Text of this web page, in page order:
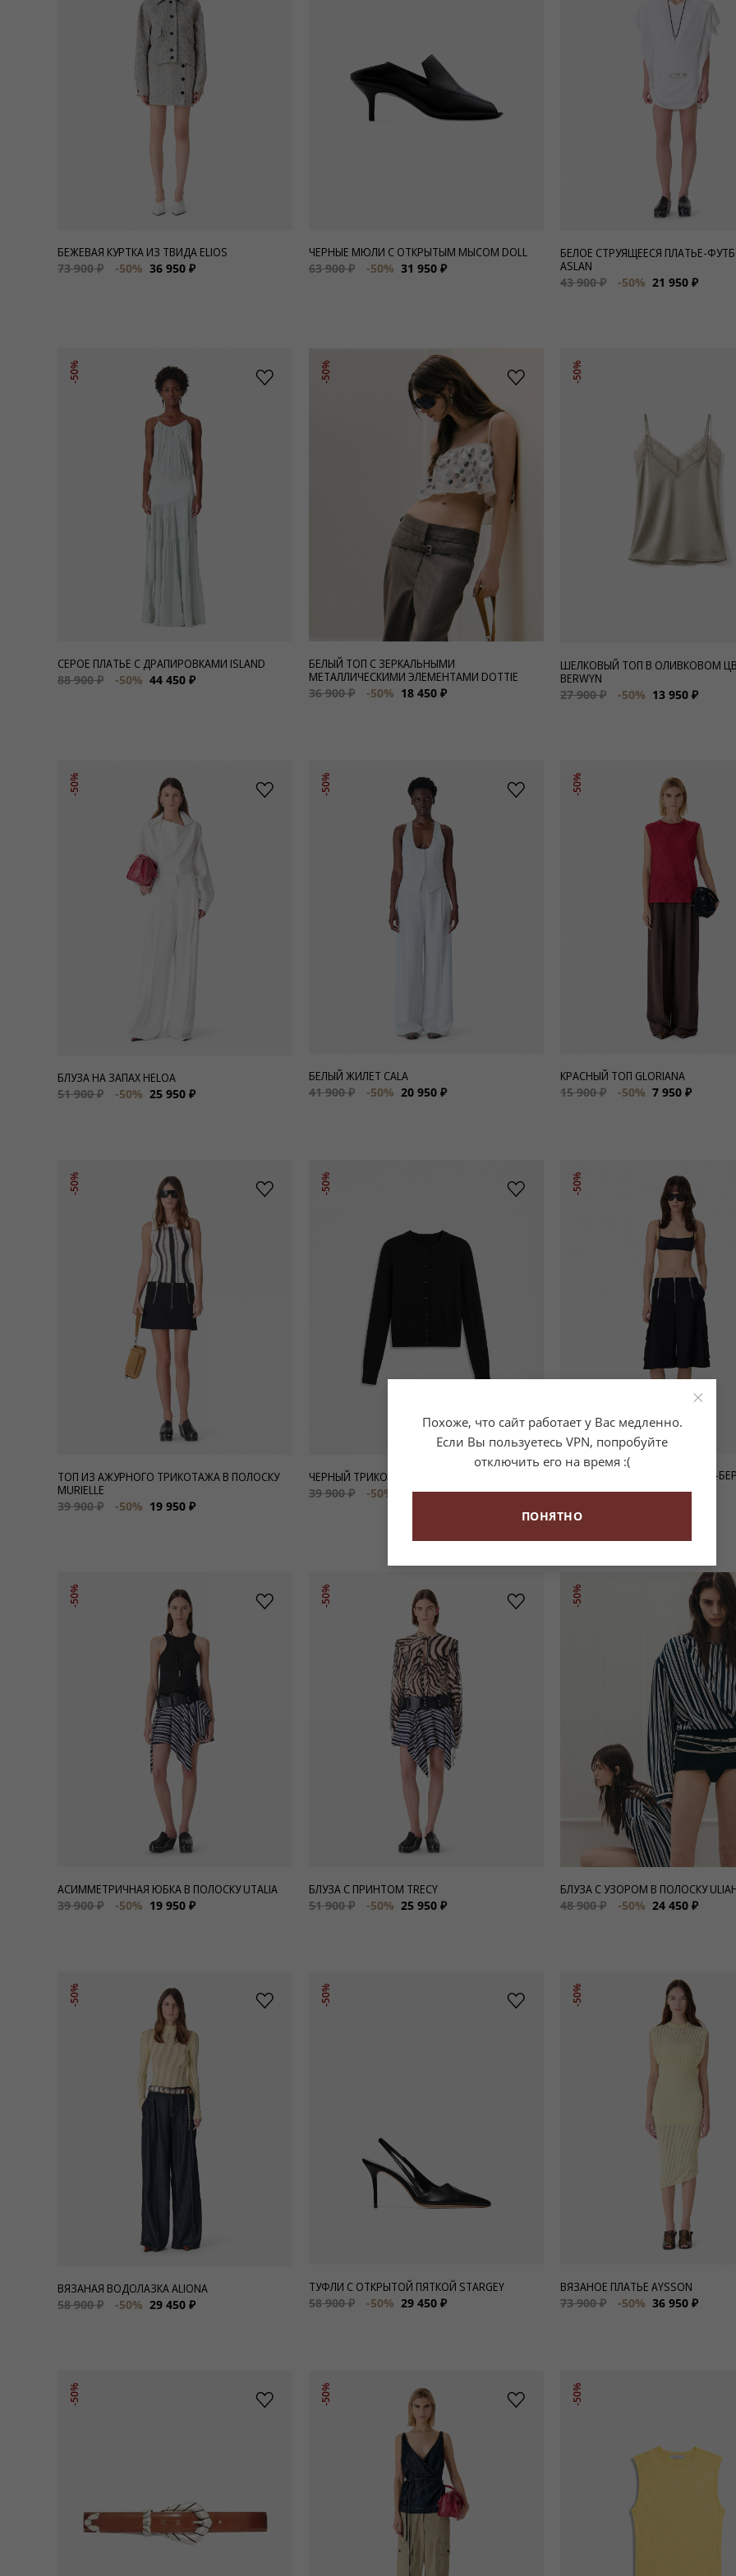
Сумки и аксессуары
БЕЖЕВАЯ КУРТКА ИЗ ТВИДА ELIOS
73 900 ₽
-50% 36 950 ₽
ЧЕРНЫЕ МЮЛИ С ОТКРЫТЫМ МЫСОМ DOLL
63 900 ₽
-50% 31 950 ₽
БЕЛОЕ СТРУЯЩЕЕСЯ ПЛАТЬЕ-
ASLAN
43 900 ₽
-50% 21 950 ₽
-50%
СЕРОЕ ПЛАТЬЕ С ДРАПИРОВКАМИ ISLAND
88 900 ₽
-50% 44 450 ₽
-50%
БЕЛЫЙ ТОП С ЗЕРКАЛЬНЫМИ
МЕТАЛЛИЧЕСКИМИ ЭЛЕМЕНТАМИ DOTTIE
36 900 ₽
-50% 18 450 ₽
-50%
ШЕЛКОВЫЙ ТОП В ОЛИВКОВОМ
BERWYN
27 900 ₽
-50% 13 950 ₽
-50%
БЛУЗА НА ЗАПАХ HELOA
51 900 ₽
-50% 25 950 ₽
-50%
БЕЛЫЙ ЖИЛЕТ CALA
41 900 ₽
-50% 20 950 ₽
-50%
КРАСНЫЙ ТОП GLORIANA
15 900 ₽
-50% 7 950 ₽
-50%
ТОП ИЗ АЖУРНОГО ТРИКОТАЖА В ПОЛОСКУ
MURIELLE
39 900 ₽
-50% 19 950 ₽
-50%
ЧЕРНЫЙ ТРИКОТАЖНЫЙ КАРДИГАН NINNON
39 900 ₽
-50% 19 950 ₽
-50%
ЧЕРНЫЕ УДЛИНЕННЫЕ ШОРТЫ-
JOZIE
-50%
АСИММЕТРИЧНАЯ ЮБКА В ПОЛОСКУ UTALIA
39 900 ₽
-50% 19 950 ₽
-50%
БЛУЗА С ПРИНТОМ TRECY
51 900 ₽
-50% 25 950 ₽
-50%
БЛУЗА С УЗОРОМ В ПОЛОСКУ
48 900 ₽
-50% 24 450 ₽
-50%
ВЯЗАНАЯ ВОДОЛАЗКА ALIONA
58 900 ₽
-50% 29 450 ₽
-50%
ТУФЛИ С ОТКРЫТОЙ ПЯТКОЙ STARGEY
58 900 ₽
-50% 29 450 ₽
-50%
ВЯЗАНОЕ ПЛАТЬЕ AYSSON
73 900 ₽
-50% 36 950 ₽
-50% -50% -50%
×
Похоже, что сайт работает у Вас медленно.
Если Вы пользуетесь VPN, попробуйте
отключить его на время :(
ПОНЯТНО